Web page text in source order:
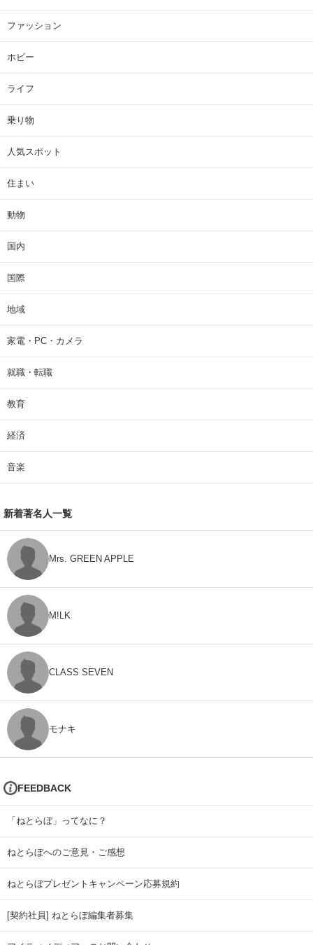
ファッション
ホビー
ライフ
乗り物
人気スポット
住まい
動物
国内
国際
地域
家電・PC・カメラ
就職・転職
教育
経済
音楽
新着著名人一覧
Mrs. GREEN APPLE
M!LK
CLASS SEVEN
モナキ
FEEDBACK
「ねとらぼ」ってなに？
ねとらぼへのご意見・ご感想
ねとらぼプレゼントキャンペーン応募規約
[契約社員] ねとらぼ編集者募集